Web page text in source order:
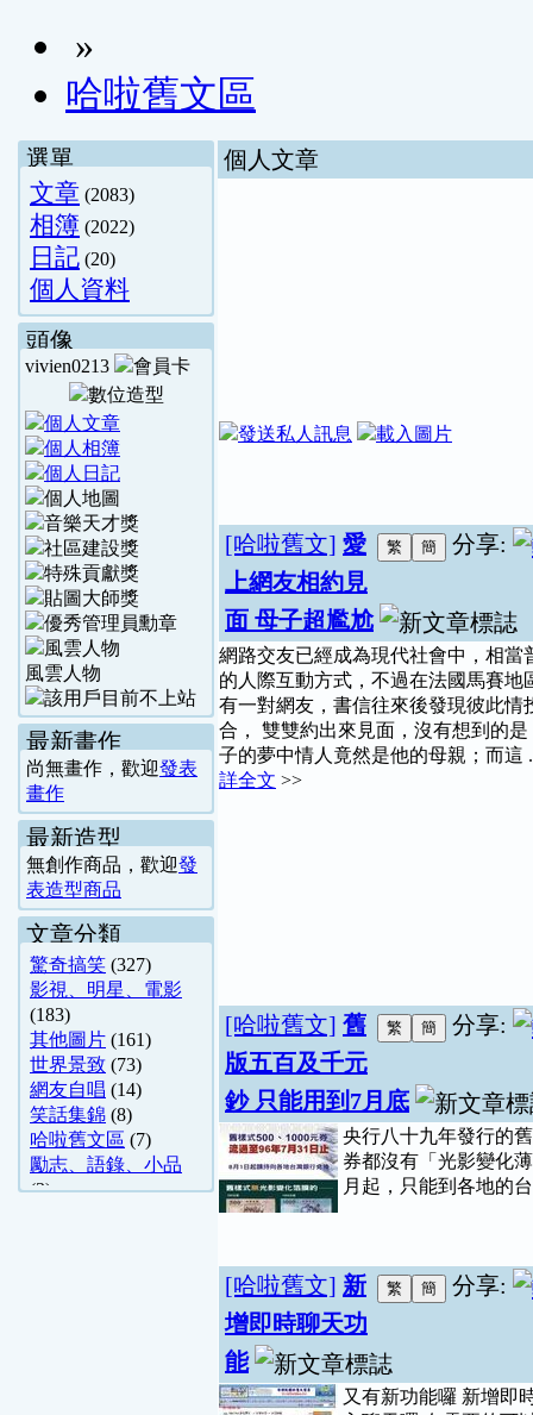
»
哈啦舊文區
選單
文章 (2083)
相簿 (2022)
日記 (20)
個人資料
頭像
vivien0213
風雲人物
最新畫作
尚無畫作，歡迎發表
畫作
最新造型
無創作商品，歡迎發
表造型商品
文章分類
驚奇搞笑 (327)
影視、明星、電影
(183)
其他圖片 (161)
世界景致 (73)
網友自唱 (14)
笑話集錦 (8)
哈啦舊文區 (7)
勵志、語錄、小品
(3)
個人文章
分享:
[哈啦舊文] 愛
上網友相約見
面 母子超尷尬
網路交友已經成為現代社會中，相當
的人際互動方式，不過在法國馬賽地
有一對網友，書信往來後發現彼此情
合， 雙雙約出來見面，沒有想到的是
子的夢中情人竟然是他的母親；而這
詳全文 >>
分享:
[哈啦舊文] 舊
版五百及千元
鈔 只能用到7月底
央行八十九年發行的
券都沒有「光影變化
月起，只能到各地的
分享:
[哈啦舊文] 新
增即時聊天功
能
又有新功能囉 新增即